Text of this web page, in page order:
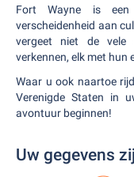
Fort Wayne is
verscheidenheid aan
vergeet niet de vele
verkennen, elk met hun
Waar u ook naartoe
Verenigde Staten in
avontuur beginnen!
Uw gegevens